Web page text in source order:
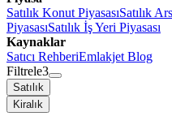
Satılık Konut PiyasasıSatılık
PiyasasıSatılık İş Yeri Piyasası
Kaynaklar
Satıcı RehberiEmlakjet Blog
Filtrele3
Satılık
Kiralık